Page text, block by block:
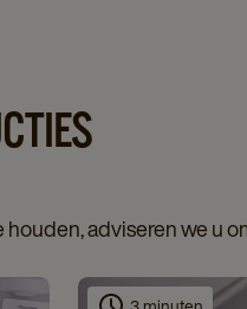
adviseren we u